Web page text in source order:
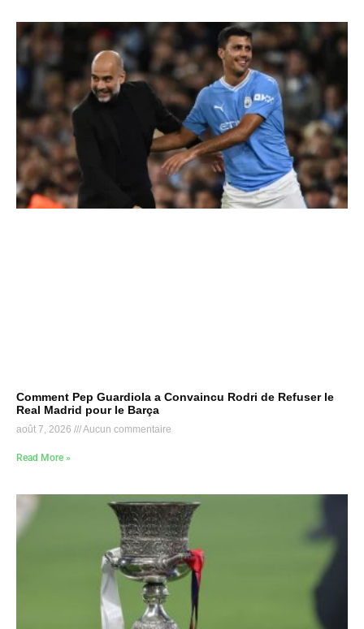
Comment Pep Guardiola a Convaincu Rodri de Refuser le
Real Madrid pour le Barça
août 7, 2026 Aucun commentaire
Read More »